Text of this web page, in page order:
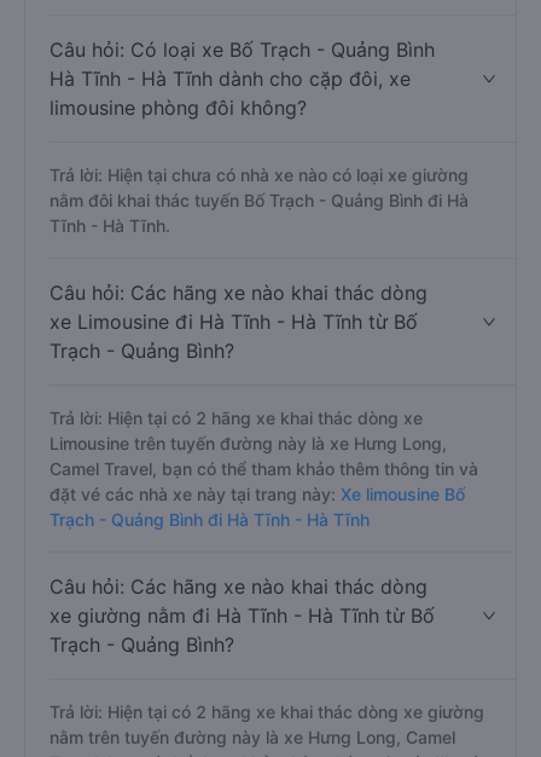
Câu hỏi: Có loại xe Bố Trạch - Quảng Bình
Hà Tĩnh - Hà Tĩnh dành cho cặp đôi, xe
limousine phòng đôi không?
Trả lời: Hiện tại chưa có nhà xe nào có loại xe giường
nằm đôi khai thác tuyến Bố Trạch - Quảng Bình đi Hà
Tĩnh - Hà Tĩnh.
Câu hỏi: Các hãng xe nào khai thác dòng
xe Limousine đi Hà Tĩnh - Hà Tĩnh từ Bố
Trạch - Quảng Bình?
Trả lời: Hiện tại có 2 hãng xe khai thác dòng xe
Limousine trên tuyến đường này là xe Hưng Long,
Camel Travel, bạn có thể tham khảo thêm thông tin và
đặt vé các nhà xe này tại trang này: Xe limousine Bố
Trạch - Quảng Bình đi Hà Tĩnh - Hà Tĩnh
Câu hỏi: Các hãng xe nào khai thác dòng
xe giường nằm đi Hà Tĩnh - Hà Tĩnh từ Bố
Trạch - Quảng Bình?
Trả lời: Hiện tại có 2 hãng xe khai thác dòng xe giường
nằm trên tuyến đường này là xe Hưng Long, Camel